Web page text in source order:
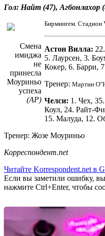
Гол: Найт (47), Агбонлахор
Смена
имиджа
не
принесла
Моуриньо
успеха
(АР)
Бирмингем. Стадион
Астон Вилла:
5. Лаурсен, 3.
Кокер, 6. Барри,
Тренер: Мартин
Челси: 1. Чех,
Коул, 24. Райт-
15. Малуда, 12.
Тренер: Жозе Моуриньо
Корреспондент.net
Читайте Korrespondent.net в
Если вы заметили ошибку,
нажмите Ctrl+Enter, чтобы